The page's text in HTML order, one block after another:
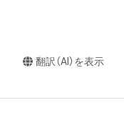
翻訳（AI）を表示